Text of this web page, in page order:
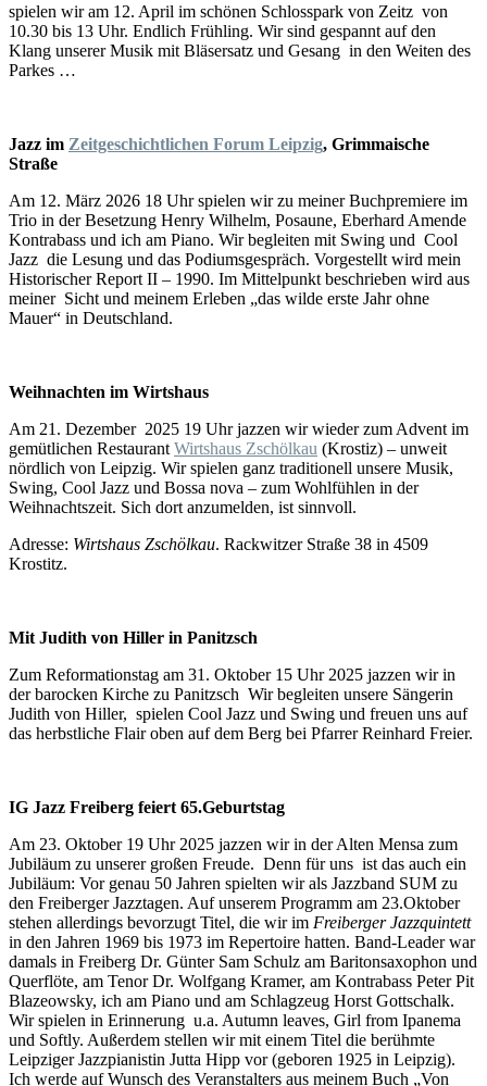
spielen wir am 12. April im schönen Schlosspark von Zeitz von
10.30 bis 13 Uhr. Endlich Frühling. Wir sind gespannt auf den
Klang unserer Musik mit Bläsersatz und Gesang in den Weiten des
Parkes …
Jazz im Zeitgeschichtlichen Forum Leipzig, Grimmaische
Straße
Am 12. März 2026 18 Uhr spielen wir zu meiner Buchpremiere im
Trio in der Besetzung Henry Wilhelm, Posaune, Eberhard Amende
Kontrabass und ich am Piano. Wir begleiten mit Swing und Cool
Jazz die Lesung und das Podiumsgespräch. Vorgestellt wird mein
Historischer Report II – 1990. Im Mittelpunkt beschrieben wird aus
meiner Sicht und meinem Erleben „das wilde erste Jahr ohne
Mauer“ in Deutschland.
Weihnachten im Wirtshaus
Am 21. Dezember 2025 19 Uhr jazzen wir wieder zum Advent im
gemütlichen RestaurantWirtshaus Zschölkau (Krostiz) – unweit
nördlich von Leipzig. Wir spielen ganz traditionell unsere Musik,
Swing, Cool Jazz und Bossa nova – zum Wohlfühlen in der
Weihnachtszeit. Sich dort anzumelden, ist sinnvoll.
Adresse: Wirtshaus Zschölkau. Rackwitzer Straße 38 in 4509
Krostitz.
Mit Judith von Hiller in Panitzsch
Zum Reformationstag am 31. Oktober 15 Uhr 2025 jazzen wir in
der barocken Kirche zu Panitzsch Wir begleiten unsere Sängerin
Judith von Hiller, spielen Cool Jazz und Swing und freuen uns auf
das herbstliche Flair oben auf dem Berg bei Pfarrer Reinhard Freier.
IG Jazz Freiberg feiert 65.Geburtstag
Am 23. Oktober 19 Uhr 2025 jazzen wir in der Alten Mensa zum
Jubiläum zu unserer großen Freude. Denn für uns ist das auch ein
Jubiläum: Vor genau 50 Jahren spielten wir als Jazzband SUM zu
den Freiberger Jazztagen. Auf unserem Programm am 23.Oktober
stehen allerdings bevorzugt Titel, die wir im Freiberger Jazzquintett
in den Jahren 1969 bis 1973 im Repertoire hatten. Band-Leader war
damals in Freiberg Dr. Günter Sam Schulz am Baritonsaxophon und
Querflöte, am Tenor Dr. Wolfgang Kramer, am Kontrabass Peter Pit
Blazeowsky, ich am Piano und am Schlagzeug Horst Gottschalk.
Wir spielen in Erinnerung u.a. Autumn leaves, Girl from Ipanema
und Softly. Außerdem stellen wir mit einem Titel die berühmte
Leipziger Jazzpianistin Jutta Hipp vor (geboren 1925 in Leipzig).
Ich werde auf Wunsch des Veranstalters aus meinem Buch „Von